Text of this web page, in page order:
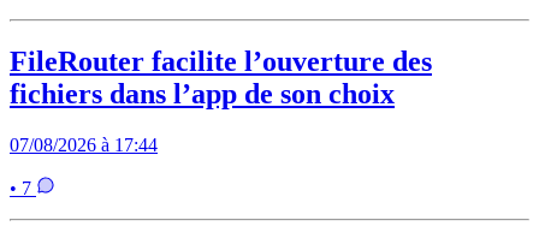
FileRouter facilite l’ouverture des
fichiers dans l’app de son choix
07/08/2026 à 17:44
• 7